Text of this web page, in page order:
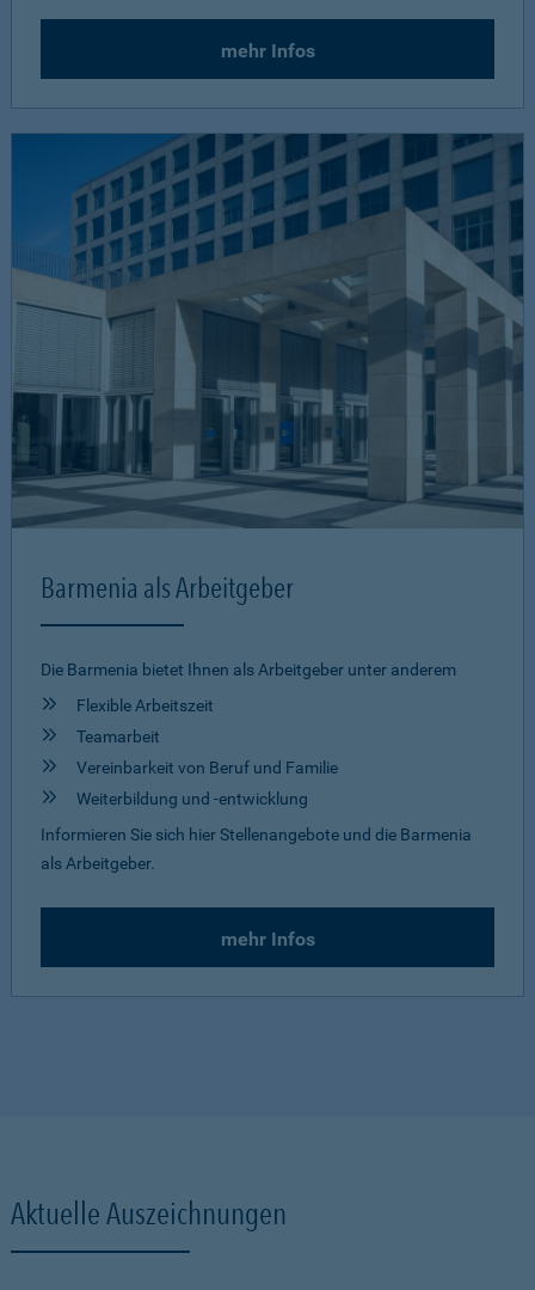
mehr Infos
Barmenia als Arbeitgeber
Die Barmenia bietet Ihnen als Arbeitgeber unter anderem
Flexible Arbeitszeit
Teamarbeit
Vereinbarkeit von Beruf und Familie
Weiterbildung und -entwicklung
Informieren Sie sich hier Stellenangebote und die Barmenia
als Arbeitgeber.
mehr Infos
Aktuelle Auszeichnungen